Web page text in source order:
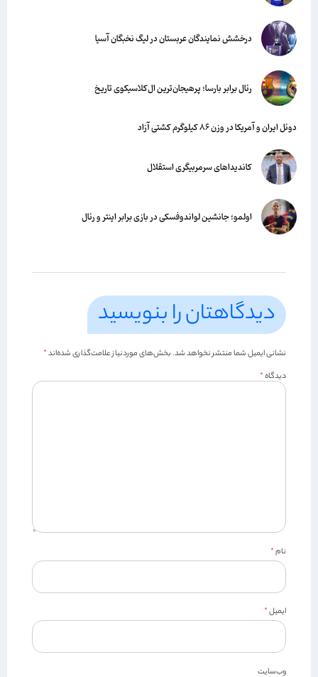
درخشش نمایندگان عربستان در لیگ نخبگان آسیا
رئال برابر بارسا؛ پرهیجان‌‌ترین ال‌کلاسیکوی تاریخ
دوئل ایران و آمریکا در وزن ۸۶ کیلوگرم کشتی آزاد
کاندیداهای سرمربیگری استقلال
اولمو؛ جانشین لواندوفسکی در بازی برابر اینتر و رئال
دیدگاهتان را بنویسید
نشانی ایمیل شما منتشر نخواهد شد.بخش‌های موردنیاز علامت‌گذاری شده‌اند*
دیدگاه*
نام*
ایمیل*
وب‌سایت